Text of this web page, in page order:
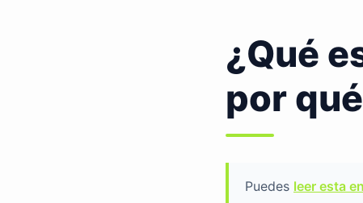
¿Qué
por
Puedes leer esta